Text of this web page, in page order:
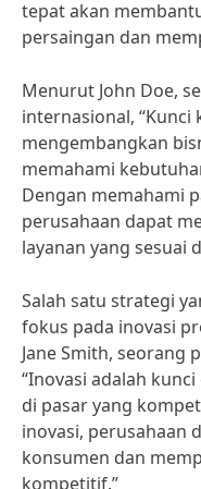
tepat akan
persaingan dan
Menurut John Doe,
internasional, “Kunci
mengembangkan
memahami
Dengan memahami
perusahaan dapat
layanan yang sesuai
Salah satu strategi
fokus pada inovasi
Jane Smith, seorang
“Inovasi adalah
di pasar yang
inovasi, perusahaan
konsumen dan
kompetitif.”